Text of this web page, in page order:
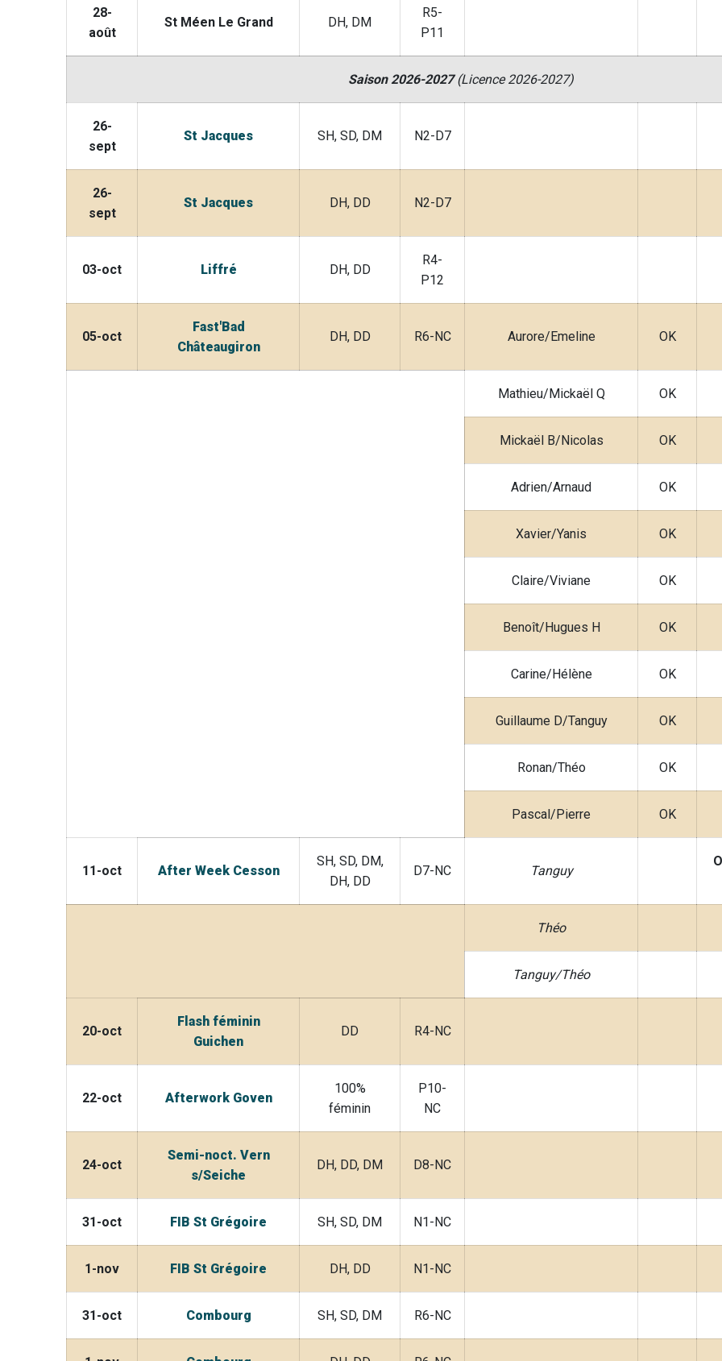
28-
août
St Méen Le Grand DH, DM
R5-
P11
Saison 2026-2027(Licence 2026-2027)
26-
sept
St Jacques SH, SD, DM N2-D7
26-
sept
St Jacques DH, DD N2-D7
03-oct Liffré DH, DD
R4-
P12
05-oct
Fast'Bad
Châteaugiron
DH, DD R6-NC Aurore/Emeline OK
Mathieu/Mickaël Q OK
Mickaël B/Nicolas OK
Adrien/Arnaud OK
Xavier/Yanis OK
Claire/Viviane OK
Benoît/Hugues H OK
Carine/Hélène OK
Guillaume D/Tanguy OK
Ronan/Théo OK
Pascal/Pierre OK
11-oct After Week Cesson
SH, SD, DM,
DH, DD
D7-NC Tanguy
Théo
Tanguy/Théo
20-oct
Flash féminin
Guichen
DD R4-NC
22-oct Afterwork Goven
100%
féminin
P10-
NC
24-oct
Semi-noct. Vern
s/Seiche
DH, DD, DM D8-NC
31-oct FIB St Grégoire SH, SD, DM N1-NC
1-nov FIB St Grégoire DH, DD N1-NC
31-oct Combourg SH, SD, DM R6-NC